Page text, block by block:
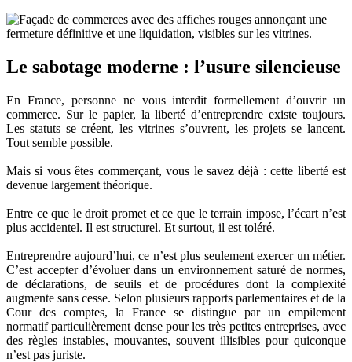
Le sabotage moderne : l’usure silencieuse
En France, personne ne vous interdit formellement d’ouvrir un
commerce. Sur le papier, la liberté d’entreprendre existe toujours.
Les statuts se créent, les vitrines s’ouvrent, les projets se lancent.
Tout semble possible.
Mais si vous êtes commerçant, vous le savez déjà : cette liberté est
devenue largement théorique.
Entre ce que le droit promet et ce que le terrain impose, l’écart n’est
plus accidentel. Il est structurel. Et surtout, il est toléré.
Entreprendre aujourd’hui, ce n’est plus seulement exercer un métier.
C’est accepter d’évoluer dans un environnement saturé de normes,
de déclarations, de seuils et de procédures dont la complexité
augmente sans cesse. Selon plusieurs rapports parlementaires et de la
Cour des comptes, la France se distingue par un empilement
normatif particulièrement dense pour les très petites entreprises, avec
des règles instables, mouvantes, souvent illisibles pour quiconque
n’est pas juriste.